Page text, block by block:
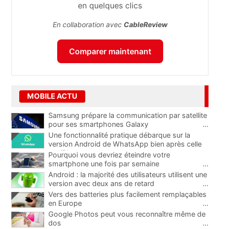
en quelques clics
En collaboration avec CableReview
Comparer maintenant
MOBILE ACTU
Samsung prépare la communication par satellite
pour ses smartphones Galaxy
...
Une fonctionnalité pratique débarque sur la
version Android de WhatsApp bien après celle
sur iPhone
Pourquoi vous devriez éteindre votre
smartphone une fois par semaine
...
Android : la majorité des utilisateurs utilisent une
version avec deux ans de retard
...
Vers des batteries plus facilement remplaçables
en Europe
...
Google Photos peut vous reconnaître même de
dos
...